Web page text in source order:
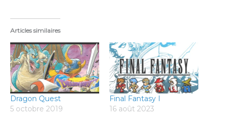
Articles similaires
Dragon Quest
5 octobre 2019
Final Fantasy I
16 août 2023